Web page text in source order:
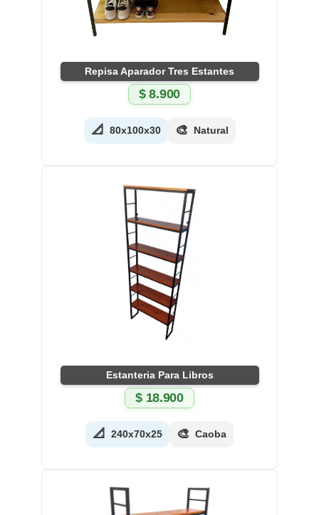
Repisa Aparador Tres Estantes
$8.900
📐 80x100x30 🎨 Natural
Estanteria Para Libros
$18.900
📐 240x70x25 🎨 Caoba